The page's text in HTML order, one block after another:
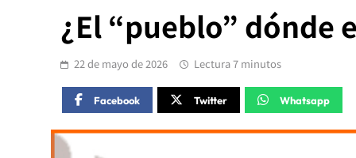
¿El “pueblo” dónde
22 de mayo de 2026 Lectura 7 minutos
Facebook Twitter Whatsapp